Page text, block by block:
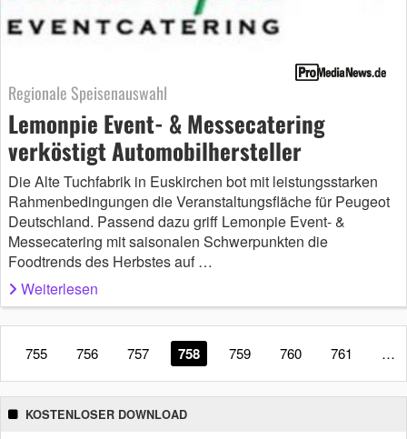
Regionale Speisenauswahl
Lemonpie Event- & Messecatering
verköstigt Automobilhersteller
Die Alte Tuchfabrik in Euskirchen bot mit leistungsstarken
Rahmenbedingungen die Veranstaltungsfläche für Peugeot
Deutschland. Passend dazu griff Lemonpie Event- &
Messecatering mit saisonalen Schwerpunkten die
Foodtrends des Herbstes auf …
Weiterlesen
755 756 757 758 759 760 761 …
KOSTENLOSER DOWNLOAD